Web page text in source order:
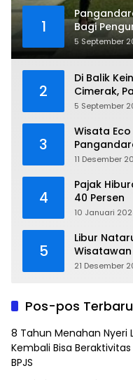
1
Bagi
5 September
2
Di Balik
Cimerak,
5 September
3
Wisata
11 Desember
4
Pajak
40 Persen
10 Januari
5
Libur
21 Desember
Pos-pos Terbaru
8 Tahun Menahan Nyeri
Kembali Bisa
BPJS